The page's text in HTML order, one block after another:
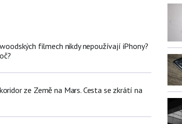
filmech nikdy nepoužívají iPhony?
ze Země na Mars. Cesta se zkrátí na